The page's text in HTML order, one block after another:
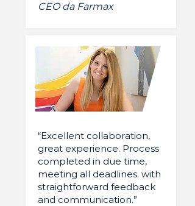
CEO da Farmax
“Excellent collaboration,
great experience. Process
completed in due time,
meeting all deadlines. with
straightforward feedback
and communication.”